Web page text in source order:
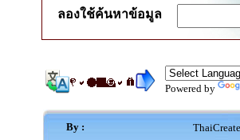
ลองใช้ค้นหาข้อมูล
Powered by
By :